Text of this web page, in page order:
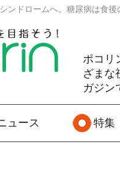
ンドロームへ。糖尿病は食後
ポコリ
ざまな
ガジン
ュース 特集